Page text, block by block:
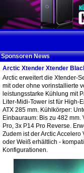
Sponsoren News
Arctic Xtender Xtender
Arctic erweitert die Xtender-
mit oder ohne vorinstallierte
leistungsstarke Kühlung mit
Liter-Midi-Tower ist für High-
ATX 285 mm. Kühlkörper:
Einbauraum: Bis zu 482 mm.
Pro, 3x P14 Pro Reverse.
Zudem ist der Arctic
oder Weiß erhältlich -
Konfigurationen.